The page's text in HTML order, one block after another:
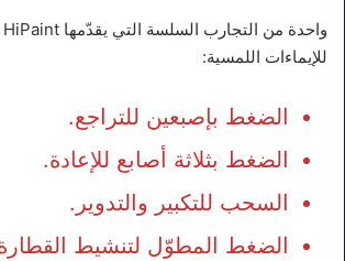
للإيماءات اللمسية:
الضغط بإصبعين للتراجع.
الضغط بثلاثة أصابع للإعادة.
السحب للتكبير والتدوير.
الضغط المطوّل لتنشيط